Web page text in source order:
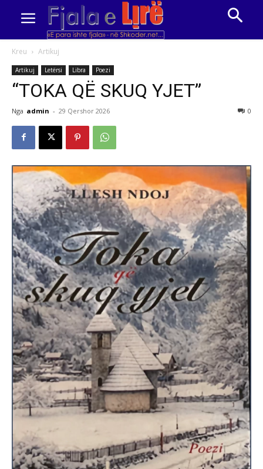
Kreu Artikuj
Artikuj Letërsi Libra Poezi
“TOKA QË SKUQ YJET”
Nga admin - 29 Qershor 2026 0